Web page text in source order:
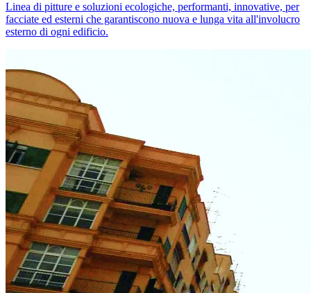
Linea di pitture e soluzioni ecologiche, performanti, innovative, per
facciate ed esterni che garantiscono nuova e lunga vita all'involucro
esterno di ogni edificio.